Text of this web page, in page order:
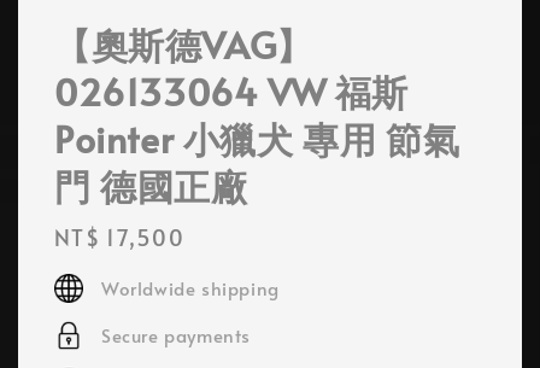
【奧斯德VAG】
026133064 VW 福斯
Pointer 小獵犬 專用 節氣
門 德國正廠
Regular
price
NT$ 17,500
Worldwide shipping
Secure payments